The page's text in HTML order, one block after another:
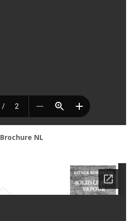
Brochure NL